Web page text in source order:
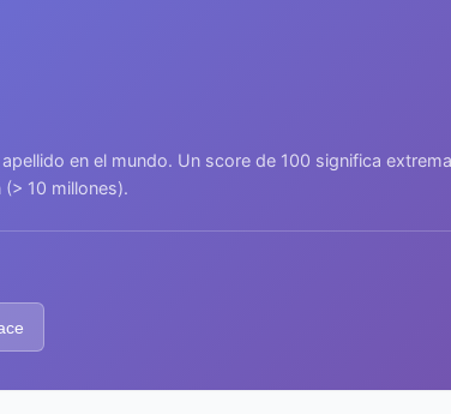
en el mundo. Un score de 100 significa
10 millones).